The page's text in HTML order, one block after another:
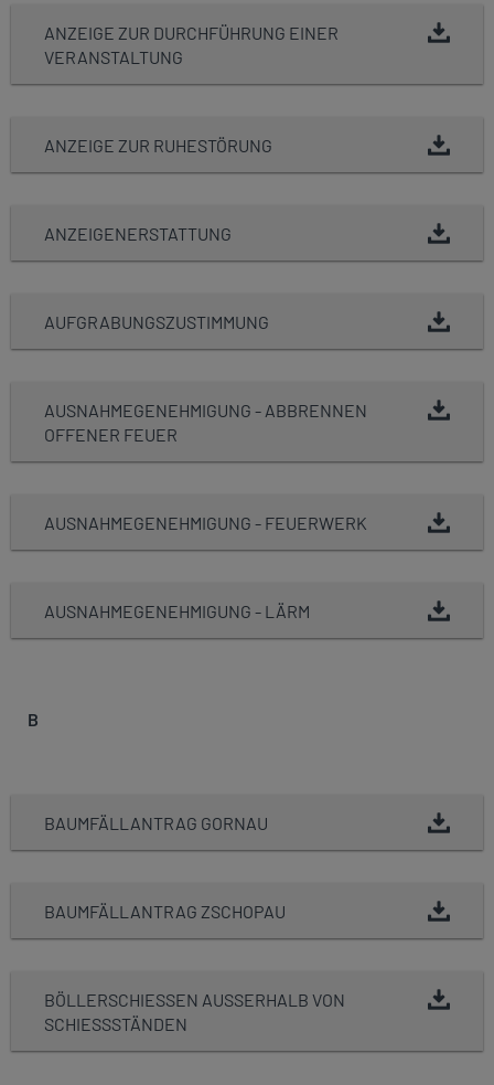
ANZEIGE ZUR DURCHFÜHRUNG EINER
VERANSTALTUNG
ANZEIGE ZUR RUHESTÖRUNG
ANZEIGENERSTATTUNG
AUFGRABUNGSZUSTIMMUNG
AUSNAHMEGENEHMIGUNG - ABBRENNEN
OFFENER FEUER
AUSNAHMEGENEHMIGUNG - FEUERWERK
AUSNAHMEGENEHMIGUNG - LÄRM
B
BAUMFÄLLANTRAG GORNAU
BAUMFÄLLANTRAG ZSCHOPAU
BÖLLERSCHIESSEN AUSSERHALB VON SC
HIESSSTÄNDEN